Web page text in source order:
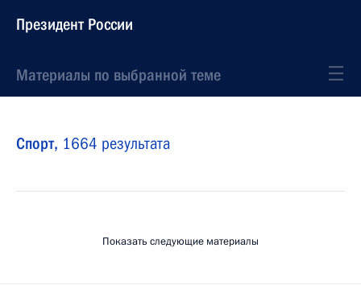
Президент России
Материалы по выбранной теме
Спорт, 1664 результата
Показать следующие материалы